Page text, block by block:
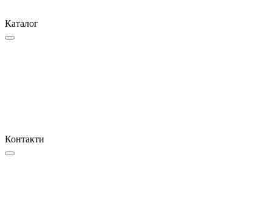
Каталог
Контакти